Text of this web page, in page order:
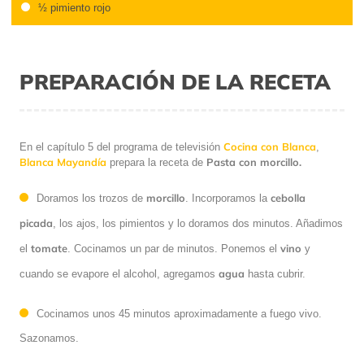
½ pimiento rojo
PREPARACIÓN DE LA RECETA
En el capítulo 5 del programa de televisión Cocina con Blanca
Blanca Mayandía prepara la receta de Pasta con morcillo.
Doramos los trozos de morcillo . Incorporamos la cebolla
picada , los ajos, los pimientos y lo doramos dos minutos. Añadimos
el tomate . Cocinamos un par de minutos. Ponemos el vino y
cuando se evapore el alcohol, agregamos agua hasta cubrir.
Cocinamos unos 45 minutos aproximadamente a fuego vivo.
Sazonamos.